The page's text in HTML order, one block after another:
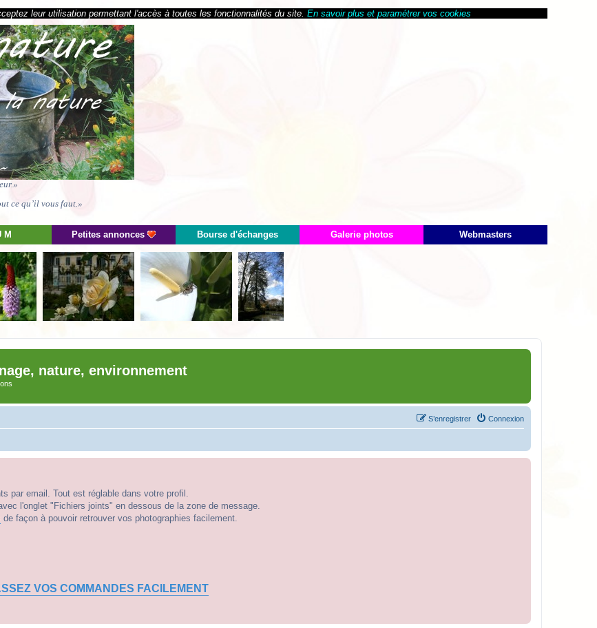
leur utilisation permettant l'accès à toutes les fonctionnalités du site. En savoir plus et paramétrer vos cookies
ce qu’il vous faut.»
M Petites annonces Bourse d'échanges Galerie photos Webmasters
nature, environnement
Connexion
S’enregistrer
par email. Tout est réglable dans votre profil.
l'onglet "Fichiers joints" en dessous de la zone de message.
de façon à pouvoir retrouver vos photographies facilement.
VOS COMMANDES FACILEMENT